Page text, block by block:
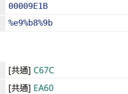
00009E1B
%e9%b8%9b
[共通] C67C
[共通] EA60